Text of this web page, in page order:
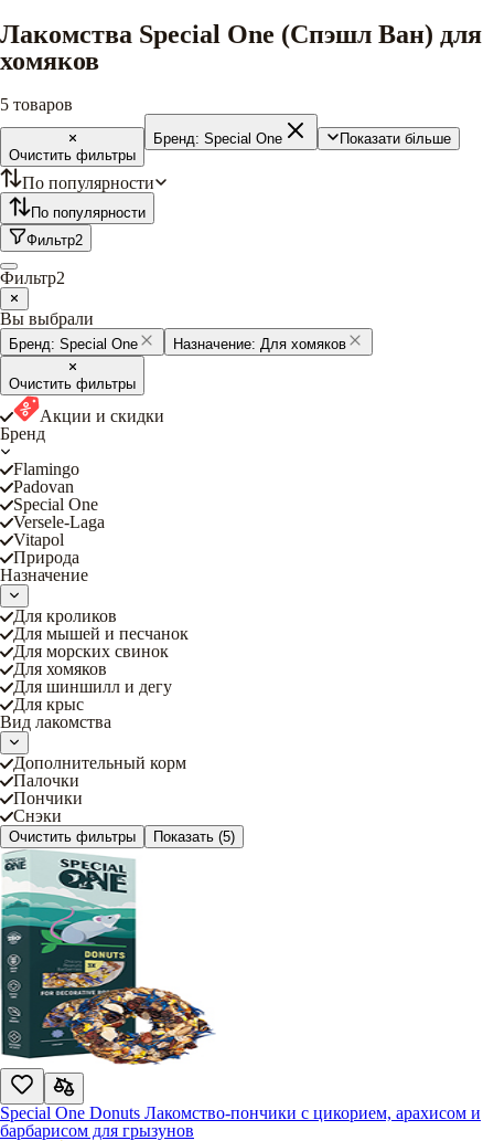
Лакомства Special One (Спэшл Ван) для
хомяков
5 товаров
Очистить фильтры
Бренд: Special One Показати більше
По популярности
По популярности
Фильтр2
Фильтр2
Вы выбрали
Бренд: Special One Назначение: Для хомяков
Очистить фильтры
Акции и скидки
Бренд
Flamingo
Padovan
Special One
Versele-Laga
Vitapol
Природа
Назначение
Для кроликов
Для мышей и песчанок
Для морских свинок
Для хомяков
Для шиншилл и дегу
Для крыс
Вид лакомства
Дополнительный корм
Палочки
Пончики
Снэки
Очистить фильтры Показать (5)
Special One Donuts Лакомство-пончики с цикорием, арахисом и
барбарисом для грызунов